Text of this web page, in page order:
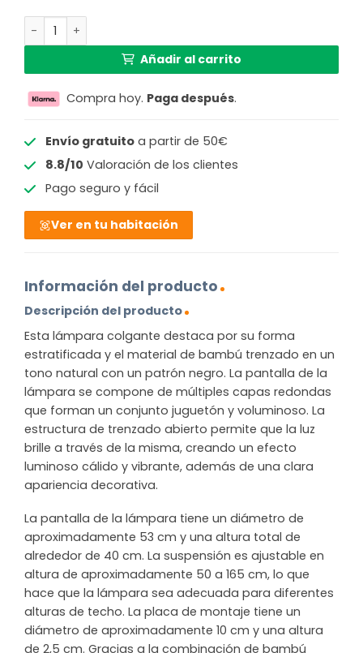
Lámpara colgante pantalla bambú capas natural
Añadir al carrito
Compra hoy. Paga después.
Envío gratuitoa partir de 50€
8.8/10 Valoración de los clientes
Pago seguro y fácil
Ver en tu habitación
Información del producto
Descripción del producto
Esta lámpara colgante destaca por su forma
estratificada y el material de bambú trenzado en un
tono natural con un patrón negro. La pantalla de la
lámpara se compone de múltiples capas redondas
que forman un conjunto juguetón y voluminoso. La
estructura de trenzado abierto permite que la luz
brille a través de la misma, creando un efecto
luminoso cálido y vibrante, además de una clara
apariencia decorativa.
La pantalla de la lámpara tiene un diámetro de
aproximadamente 53 cm y una altura total de
alrededor de 40 cm. La suspensión es ajustable en
altura de aproximadamente 50 a 165 cm, lo que
hace que la lámpara sea adecuada para diferentes
alturas de techo. La placa de montaje tiene un
diámetro de aproximadamente 10 cm y una altura
de 2,5 cm. Gracias a la combinación de bambú